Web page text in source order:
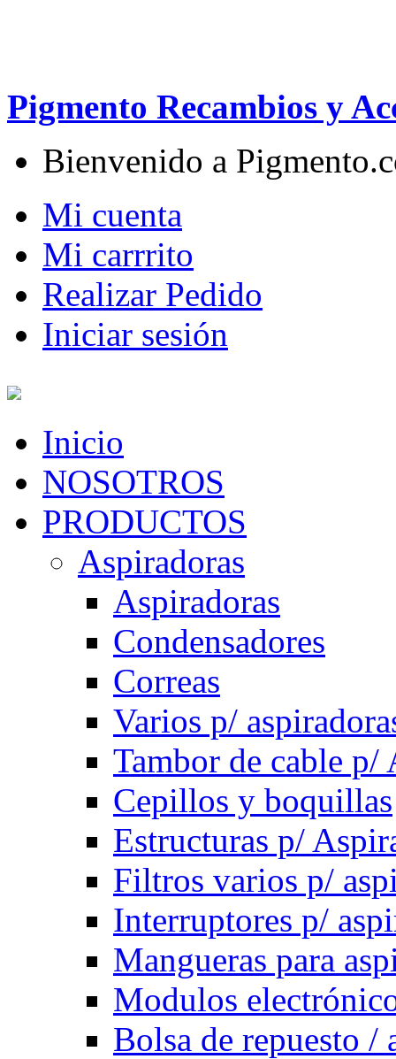
Pigmento Recambios y
Bienvenido a
Mi cuenta
Mi carrrito
Realizar Pedido
Iniciar sesión
Inicio
NOSOTROS
PRODUCTOS
Aspiradoras
Aspiradoras
Condensadores
Correas
Varios p/
Tambor de cable p/
Cepillos y boquillas
Estructuras p/
Filtros varios p/
Interruptores p/
Mangueras para
Modulos
Bolsa de repuesto /